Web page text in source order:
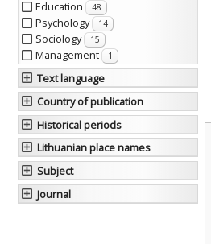
Education
48
Psychology 14
Sociology 15
Management 1
Text language
Country of publication
Historical periods
Lithuanian place names
Subject
Journal